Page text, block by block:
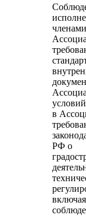
членами
в
РФ о
включая